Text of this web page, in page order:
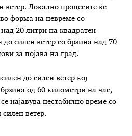
ветер. Локално процесите ќе
форма на невреме со
20 литри на квадратен
силен ветер со брзина над 70
за појава на град.
до силен ветер кој
од 60 километри на час,
најавува нестабилно време со
ветер.